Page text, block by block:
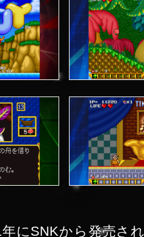
年にSNKから発売さ